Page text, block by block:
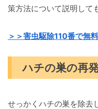
策方法について説明して
＞＞害虫駆除110番で無
ハチの巣の再
せっかくハチの巣を除去